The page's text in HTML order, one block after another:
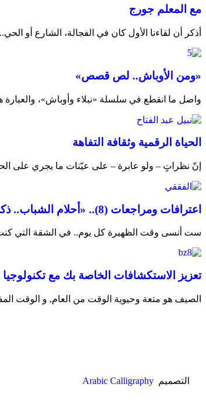
مع المعلم جورج
أذكر أن لقاءنا الأول كان في الفجالة، الشارع أو
«ومن الأوباش.. لص قصص»
واصل ما انقطع في سلسلة «نبلاء وأوباش»،
الحياة الرقمية وثقافة التفاهة
إنّ نظراتٍ – ولو عابرة – على عيّنات ما يجري على
اعترافات ومراجعات (8).. «أحلام الشباب.. ذكريات لا تنسى»
ست أنسى وقت الظهيرة كل يوم.. في الشقة التي كنت
تعزيز الاستكشافات الخاصة بك مع
الصيف هو متعة وحيوية الوقت من العام, و الوقت
التصميم Arabic Calligraphy